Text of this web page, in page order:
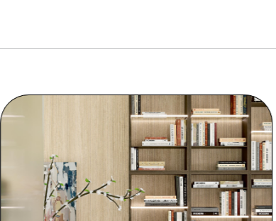
link to page